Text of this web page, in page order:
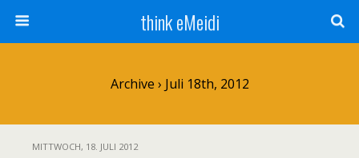
think eMeidi
Archive › Juli 18th, 2012
MITTWOCH, 18. JULI 2012